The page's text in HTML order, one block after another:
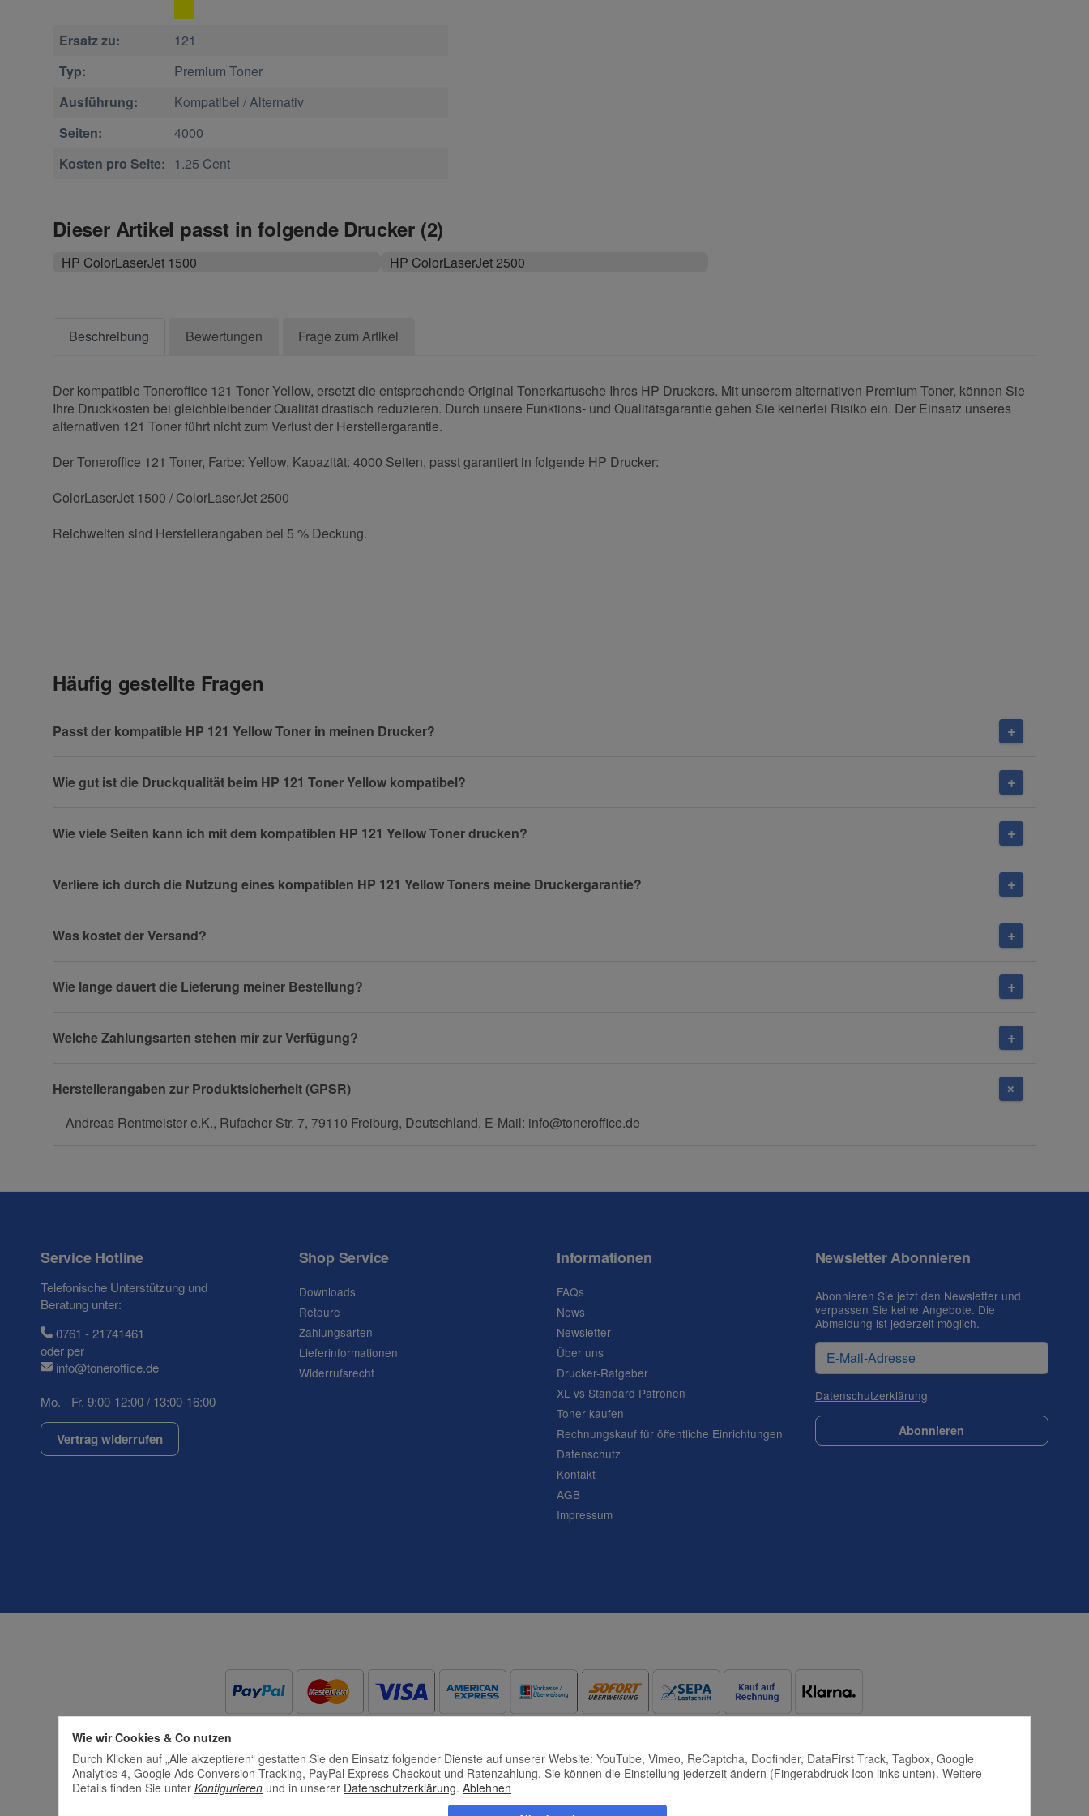
Ersatz zu:
121
Typ:
Premium Toner
Ausführung:
Kompatibel / Alternativ
Seiten:
4000
Kosten pro Seite:
1.25 Cent
Dieser Artikel passt in folgende Drucker (2)
HP ColorLaserJet 1500 HP ColorLaserJet 2500
Beschreibung Bewertungen Frage zum Artikel
Der kompatible Toneroffice 121 Toner Yellow, ersetzt die entsprechende Original Tonerkartusche Ihres HP Druckers. Mit unserem alternativen Premium Toner, können Sie
Ihre Druckkosten bei gleichbleibender Qualität drastisch reduzieren. Durch unsere Funktions- und Qualitätsgarantie gehen Sie keinerlei Risiko ein. Der Einsatz unseres
alternativen 121 Toner führt nicht zum Verlust der Herstellergarantie.
Der Toneroffice 121 Toner, Farbe: Yellow, Kapazität: 4000 Seiten, passt garantiert in folgende HP Drucker:
ColorLaserJet 1500 / ColorLaserJet 2500
Reichweiten sind Herstellerangaben bei 5 % Deckung.
Telefon Mobiltelefon
Frage zum Artikel
(* = Pflichtfelder)
Frage abschicken
Häufig gestellte Fragen
Passt der kompatible HP 121 Yellow Toner in meinen Drucker?
Wie gut ist die Druckqualität beim HP 121 Toner Yellow kompatibel?
Wie viele Seiten kann ich mit dem kompatiblen HP 121 Yellow Toner drucken?
Verliere ich durch die Nutzung eines kompatiblen HP 121 Yellow Toners meine Druckergarantie?
Was kostet der Versand?
Wie lange dauert die Lieferung meiner Bestellung?
Welche Zahlungsarten stehen mir zur Verfügung?
Herstellerangaben zur Produktsicherheit (GPSR)
Andreas Rentmeister e.K., Rufacher Str. 7, 79110 Freiburg, Deutschland, E-Mail: info@toneroffice.de
Service Hotline
Telefonische Unterstützung und
Beratung unter:
0761 - 21741461
oder per
info@toneroffice.de
Mo. - Fr. 9:00-12:00 / 13:00-16:00
Vertrag widerrufen
Shop Service
Downloads
Retoure
Zahlungsarten
Lieferinformationen
Widerrufsrecht
Informationen
FAQs
News
Newsletter
Über uns
Drucker-Ratgeber
XL vs Standard Patronen
Toner kaufen
Rechnungskauf für öffentliche Einrichtungen
Datenschutz
Kontakt
AGB
Impressum
Newsletter Abonnieren
Abonnieren Sie jetzt den Newsletter und
verpassen Sie keine Angebote. Die
Abmeldung ist jederzeit möglich.
Datenschutzerklärung
Abonnieren
Wie wir Cookies & Co nutzen
Durch Klicken auf „Alle akzeptieren“ gestatten Sie den Einsatz folgender Dienste auf unserer Website: YouTube, Vimeo, ReCaptcha, Doofinder, DataFirst Track, Tagbox, Google
Analytics 4, Google Ads Conversion Tracking, PayPal Express Checkout und Ratenzahlung. Sie können die Einstellung jederzeit ändern (Fingerabdruck-Icon links unten). Weitere
Details finden Sie unter Konfigurieren und in unserer Datenschutzerklärung. Ablehnen